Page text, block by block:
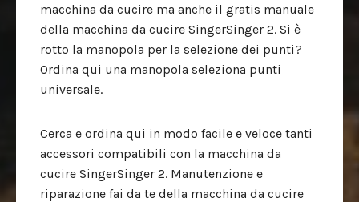
macchina da cucire ma anche il gratis manuale
della macchina da cucire SingerSinger 2. Si è
rotto la manopola per la selezione dei punti?
Ordina qui una manopola seleziona punti
universale.
Cerca e ordina qui in modo facile e veloce tanti
accessori compatibili con la macchina da
cucire SingerSinger 2. Manutenzione e
riparazione fai da te della macchina da cucire